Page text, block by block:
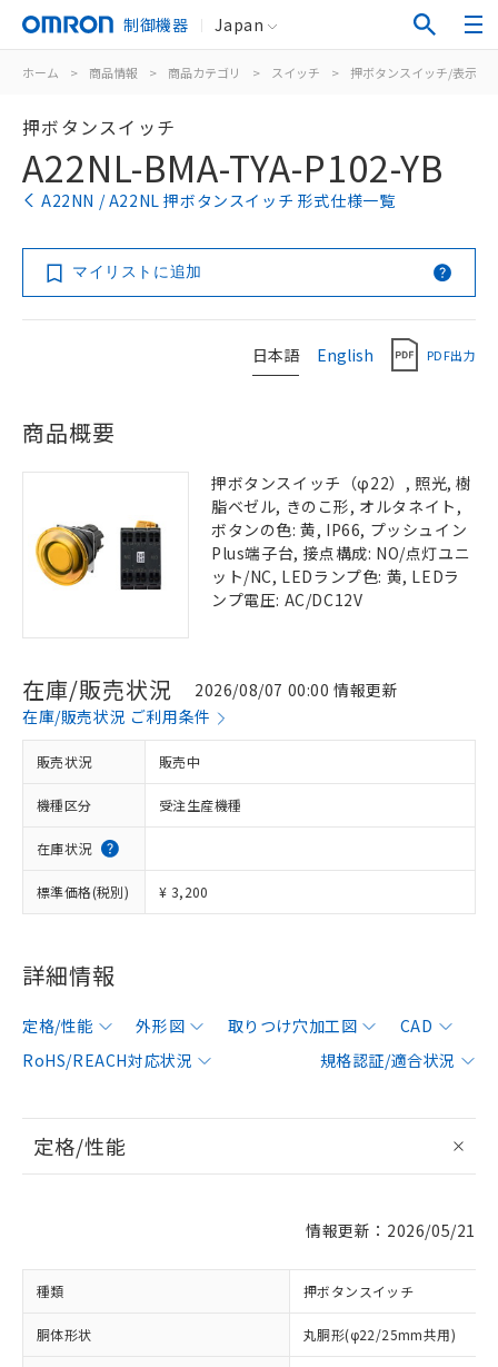
制御機器 Japan
ホーム > 商品情報 > 商品カテゴリ > スイッチ > 押ボタンスイッチ/表示灯
押ボタンスイッチ
A22NL-BMA-TYA-P102-YB
A22NN / A22NL 押ボタンスイッチ 形式仕様一覧
マイリストに追加
日本語 English PDF出力
商品概要
押ボタンスイッチ（φ22）, 照光, 樹
脂ベゼル, きのこ形, オルタネイト,
ボタンの色: 黄, IP66, プッシュイン
Plus端子台, 接点構成: NO/点灯ユニ
ット/NC, LEDランプ色: 黄, LEDラ
ンプ電圧: AC/DC12V
在庫/販売状況
2026/08/07 00:00 情報更新
在庫/販売状況 ご利用条件
販売状況 販売中
機種区分 受注生産機種
在庫状況
標準価格(税別) ¥ 3,200
詳細情報
定格/性能 外形図 取りつけ穴加工図
CAD
RoHS/REACH対応状況
規格認証/適合状況
定格/性能
情報更新：2026/05/21
種類 押ボタンスイッチ
胴体形状 丸胴形(φ22/25mm共用)